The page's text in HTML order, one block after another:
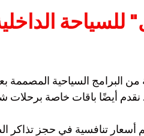
للسياحة
البرامج السياحية المصممة
نقدم أيضًا باقات خاصة
أسعار تنافسية في حجز